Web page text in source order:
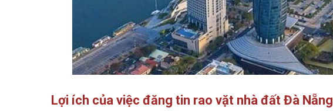
Lợi ích của việc đăng tin rao vặt nhà đất Đà Nẵng